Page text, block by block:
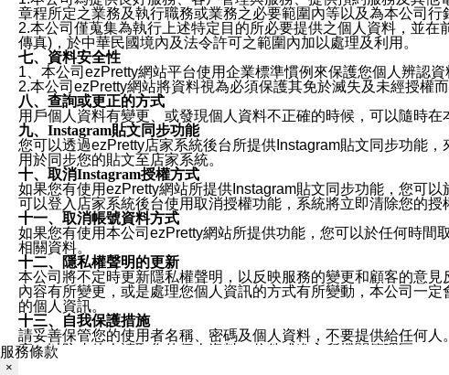
章程所定之業務及執行職務或業務之必要範圍內等以及為本公司
2.本公司僅蒐集為執行上述特定目的所必要提供之個人資料，並
傳真)，於中華民國境內及法令許可之範圍內加以處理及利用。
七、資料安全性
1、本公司ezPretty網站平台使用企業標準慣例來保護您個人辨認
2.本公司ezPretty網站將資料視為必須保護其免於滅失及未經授權
八、查詢或更正的方式
用戶個人資料有變更、或發現個人資料不正確的時候，可以隨時
九、Instagram貼文同步功能
您可以透過ezPretty店家系統後台所提供Instagram貼文同步功能
用於同步您的貼文至店家系統。
十、取消Instagram授權方式
如果您有使用ezPretty網站所提供Instagram貼文同步功能，您可
可以登入店家系統後台使用取消授權功能，系統將立即清除您的
十一、取消帳號資料方式
如果您有使用本公司ezPretty網站所提供功能，您可以於任何時間
相關資料。
十二、隱私權聲明的更新
本公司將不定時更新隱私權聲明，以反映服務的變更和顧客的意
內容有所變更，或是處理您個人資訊的方式有所變動，本公司一
的個人資訊。
十三、自我保護措施
請妥善保管您的使用者名稱、密碼及個人資料，不要提供給任何
窗，以防止他人讀取您的個人資料、信件或進入所機關管理區。
服務條款
×